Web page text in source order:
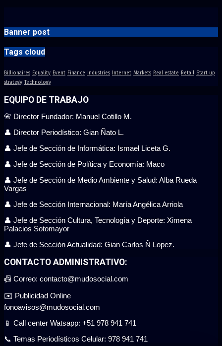
Banner post
Tags cloud
Billionaires Equality Event Finance Industries Internet Markets Real estate Retail Start up
strategy
Technology
EQUIPO DE TRABAJO
📇 Director Fundador: Manuel Cotillo M.
👤 Director Periodístico: Gian Ñato L.
👤 Jefe de Sección de Informática: Ismael Liceta G.
👤 Jefe de Sección de Política y Economía: Maco
👤 Jefe de Sección de Medio Ambiente y Salud: Alba Rueda
Vargas
👤 Jefe de Sección Internacional: María Angélica Arriola
👤 Jefe de Sección Cultura, Tecnología y Deporte: Ximena
Palacios Sotomayor
👤 Jefe de Sección Actualidad: Gian Carlos Ñ Lopez.
CONTACTO ADMINISTRATIVO:
📠 Correo: contacto@mudosocial.com
✉️ Publicidad Online
fonoavisos@mudosocial.com
📱 Call center Watsapp: +51 978 941 741
📞 Temas Periodísticos Celular: 978 941 741